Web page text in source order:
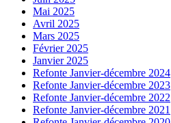
Mai 2025
Avril 2025
Mars 2025
Février 2025
Janvier 2025
Refonte Janvier-décembre 2024
Refonte Janvier-décembre 2023
Refonte Janvier-décembre 2022
Refonte Janvier-décembre 2021